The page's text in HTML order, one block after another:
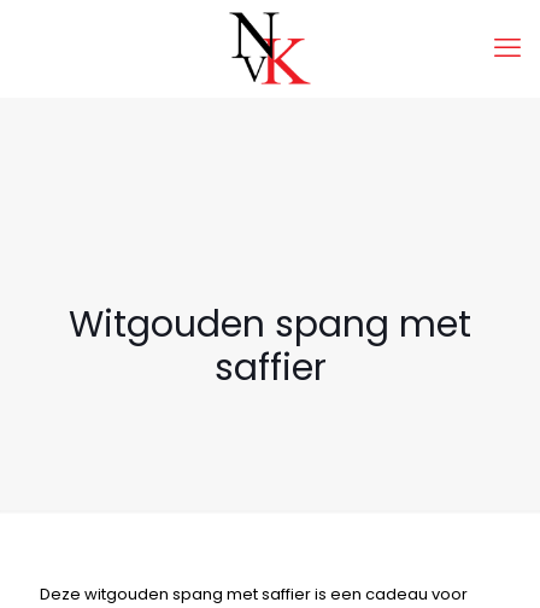
Witgouden spang met
saffier
Deze witgouden spang met saffier is een cadeau voor